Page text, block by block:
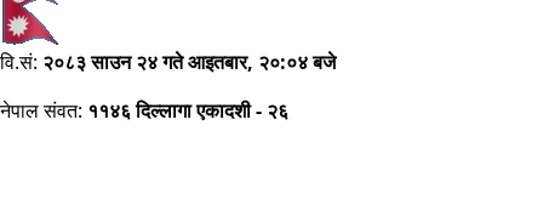
वि.सं: २०८३ साउन २४ गते आइतबार, २०:०४ बजे
नेपाल संवत: ११४६ दिल्लागा एकादशी - २६